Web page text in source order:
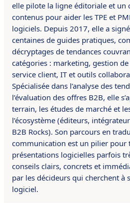
elle pilote la ligne éditoriale et un
contenus pour aider les TPE et
logiciels. Depuis 2017, elle a
centaines de guides pratiques,
décryptages de tendances
catégories : marketing, gestion
service client, IT et outils
Spécialisée dans l’analyse des
l’évaluation des offres B2B, elle
terrain, les études de marché et
l’écosystème (éditeurs,
B2B Rocks). Son parcours en
communication est un pilier pour
présentations logicielles parfois
conseils clairs, concrets et
par les décideurs qui cherchent à
logiciel.